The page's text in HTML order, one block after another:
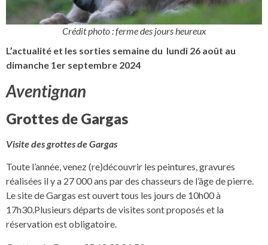
Crédit photo : ferme des jours heureux
L’actualité et les sorties semaine du lundi 26 août au
dimanche 1er septembre 2024
Aventignan
Grottes de Gargas
Visite des grottes de Gargas
Toute l’année, venez (re)découvrir les peintures, gravures
réalisées il y a 27 000 ans par des chasseurs de l’âge de pierre.
Le site de Gargas est ouvert tous les jours de 10h00 à
17h30.Plusieurs départs de visites sont proposés et la
réservation est obligatoire.